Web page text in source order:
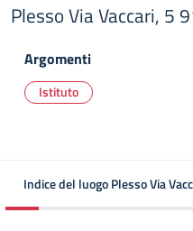
Plesso Via Vaccari, 5
Argomenti
Istituto
Indice del luogo Plesso Via